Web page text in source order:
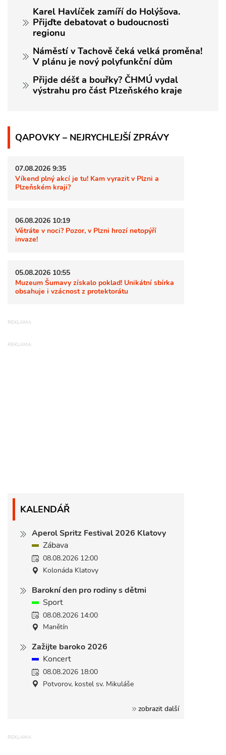
Karel Havlíček zamíří do Holýšova.
Přijďte debatovat o budoucnosti
regionu
Náměstí v Tachově čeká velká proměna!
V plánu je nový polyfunkční dům
Přijde déšť a bouřky? ČHMÚ vydal
výstrahu pro část Plzeňského kraje
QAPOVKY – NEJRYCHLEJŠÍ ZPRÁVY
07.08.2026 9:35
Víkend plný akcí je tu! Kam vyrazit v Plzni a
Plzeňském kraji?
06.08.2026 10:19
Větráte v noci? Pozor, v Plzni hrozí netopýří
invaze!
05.08.2026 10:55
Muzeum Šumavy získalo poklad! Unikátní sbírka
obsahuje i vzácnost z protektorátu
KALENDÁŘ
Aperol Spritz Festival 2026 Klatovy
Zábava
08.08.2026 12:00
Kolonáda Klatovy
Barokní den pro rodiny s dětmi
Sport
08.08.2026 14:00
Manětín
Zažijte baroko 2026
Koncert
08.08.2026 18:00
Potvorov, kostel sv. Mikuláše
zobrazit další